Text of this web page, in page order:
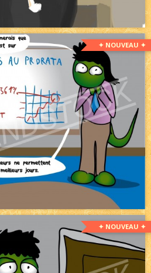
✦ NOUVEAU ✦
✦ NOUVEAU ✦